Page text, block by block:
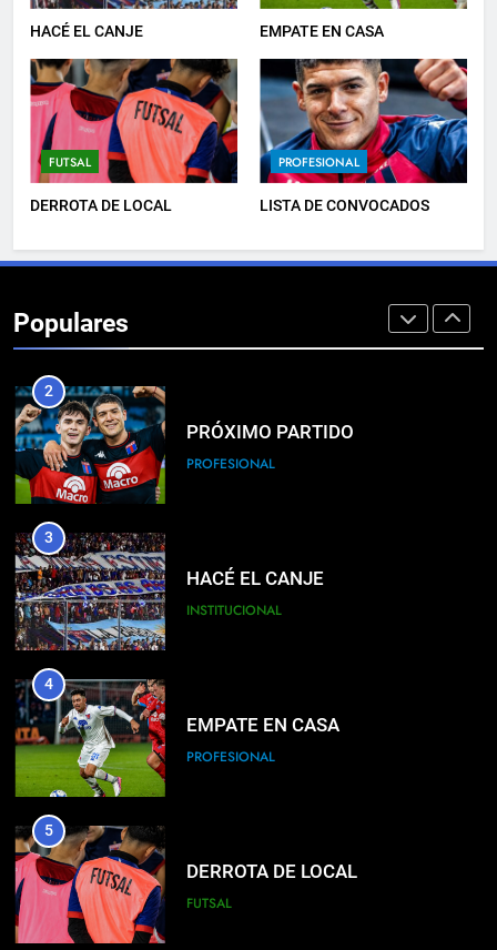
HACÉ EL CANJE EMPATE EN CASA
FUTSAL
DERROTA DE LOCAL
PROFESIONAL
LISTA DE CONVOCADOS
Populares
8
TRIUNFAZO
FEMENINO
2
PRÓXIMO PARTIDO
PROFESIONAL
3
HACÉ EL CANJE
INSTITUCIONAL
4
EMPATE EN CASA
PROFESIONAL
5
DERROTA DE LOCAL
FUTSAL